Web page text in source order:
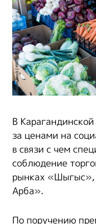
В
за ценами на
в связи с чем
соблюдение
рынках
Арба».
По поручению